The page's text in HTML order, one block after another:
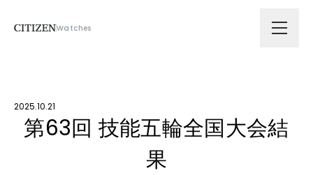
Watches
技術ソリューション
2025.10.21
第63回 技能五輪全国大会結
果